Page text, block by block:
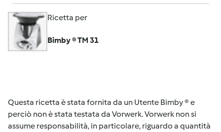
Ricetta per
Bimby ® TM 31
Questa ricetta è stata fornita da un Utente Bimby ® e
perciò non è stata testata da Vorwerk. Vorwerk non si
assume responsabilità, in particolare, riguardo a quantità